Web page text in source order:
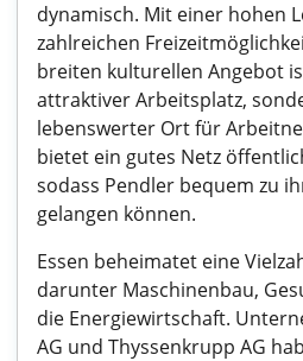
dynamisch. Mit einer hohen
zahlreichen
breiten kulturellen Angebot
attraktiver Arbeitsplatz,
lebenswerter Ort für
bietet ein gutes Netz
sodass Pendler bequem zu
gelangen können.
Essen beheimatet eine
darunter Maschinenbau,
die Energiewirtschaft.
AG und Thyssenkrupp AG